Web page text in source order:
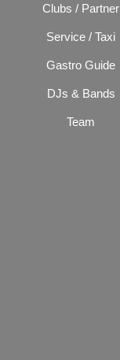
Clubs / Partner
Service / Taxi
Gastro Guide
DJs & Bands
Team